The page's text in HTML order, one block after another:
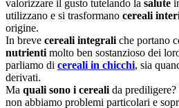
valorizzare il gusto tutelando la salute
utilizzano e si trasformano cereali
origine.
In breve cereali integraliche portano
nutrientimolto ben sostanzioso dei
parliamo di cereali in chicchi, sia
derivati.
Ma quali sono i cerealida prediligere?
non abbiamo problemi particolari e